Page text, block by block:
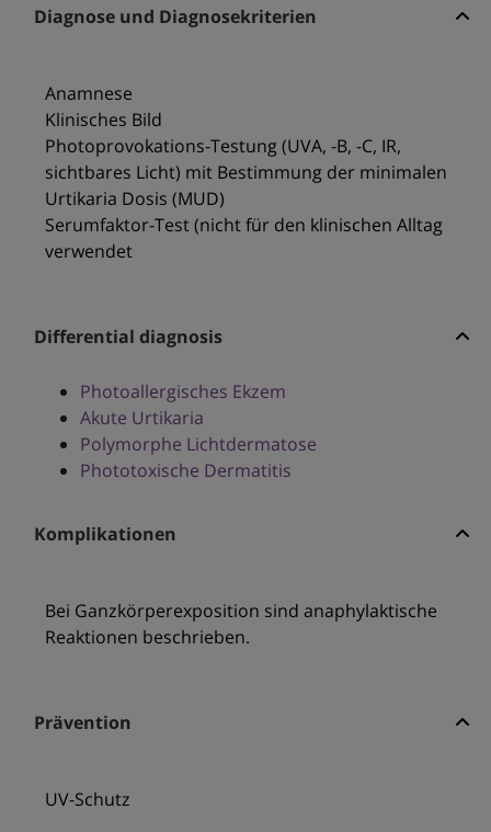
Diagnose und Diagnosekriterien
Anamnese
Klinisches Bild
Photoprovokations-Testung (UVA, -B, -C, IR,
sichtbares Licht) mit Bestimmung der minimalen
Urtikaria Dosis (MUD)
Serumfaktor-Test (nicht für den klinischen Alltag
verwendet
Differential diagnosis
Photoallergisches Ekzem
Akute Urtikaria
Polymorphe Lichtdermatose
Phototoxische Dermatitis
Komplikationen
Bei Ganzkörperexposition sind anaphylaktische
Reaktionen beschrieben.
Prävention
UV-Schutz